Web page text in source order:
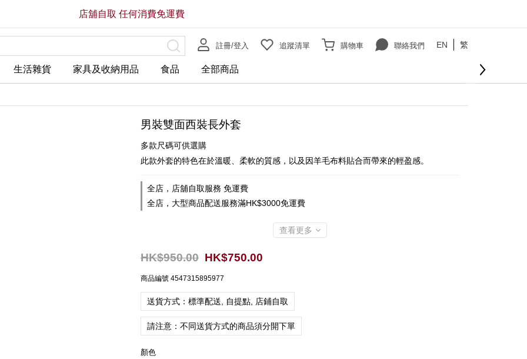
註冊/登入 追蹤清單 購物車 聯絡我們 EN 繁
生活雜貨 家具及收納用品 食品 全部商品
店舖自取 任何消費免運費
男裝雙面西裝長外套
多款尺碼可供選購
此款外套的特色在於溫暖、柔軟的質感，以及因羊毛布料貼合而帶來的輕盈感。
全店，店舖自取服務 免運費
全店，大型商品配送服務滿HK$3000免運費
查看更多
HK$750.00
HK$950.00
商品編號 4547315895977
送貨方式：標準配送, 自提點, 店鋪自取
請注意：不同送貨方式的商品須分開下單
顏色